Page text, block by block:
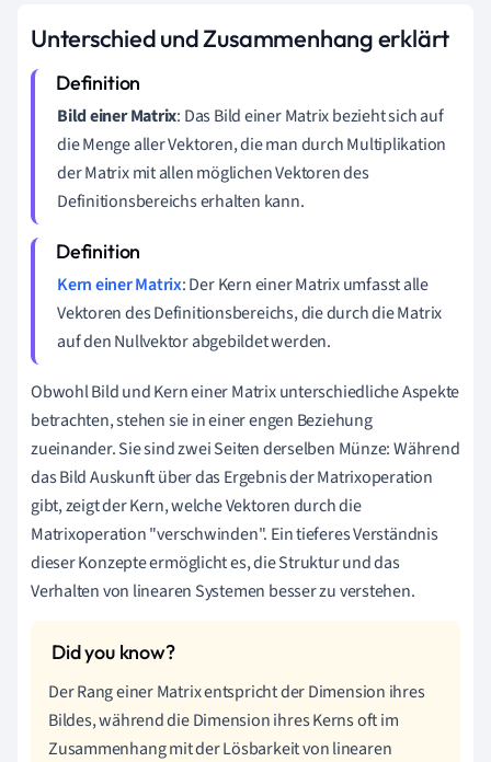
Unterschied und Zusammenhang erklärt
Bild einer Matrix: Das Bild einer Matrix bezieht sich auf
die Menge aller Vektoren, die man durch Multiplikation
der Matrix mit allen möglichen Vektoren des
Definitionsbereichs erhalten kann.
Kern einer Matrix: Der Kern einer Matrix umfasst alle
Vektoren des Definitionsbereichs, die durch die Matrix
auf den Nullvektor abgebildet werden.
Obwohl Bild und Kern einer Matrix unterschiedliche Aspekte
betrachten, stehen sie in einer engen Beziehung
zueinander. Sie sind zwei Seiten derselben Münze: Während
das Bild Auskunft über das Ergebnis der Matrixoperation
gibt, zeigt der Kern, welche Vektoren durch die
Matrixoperation "verschwinden". Ein tieferes Verständnis
dieser Konzepte ermöglicht es, die Struktur und das
Verhalten von linearen Systemen besser zu verstehen.
Der Rang einer Matrix entspricht der Dimension ihres
Bildes, während die Dimension ihres Kerns oft im
Zusammenhang mit der Lösbarkeit von linearen